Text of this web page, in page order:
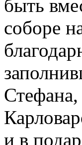
быть
соборе
Стефана,
и в